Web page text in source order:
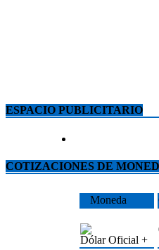
ESPACIO PUBLICITARIO
COTIZACIONES DE
Moneda
Dólar Oficial +